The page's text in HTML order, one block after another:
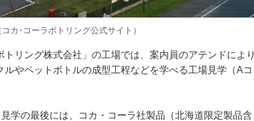
カ･コーラボトリング公式サイト）
リング株式会社」の工場では、案内員のアテンドにより
やペットボトルの成型工程などを学べる工場見学（Aコ
学の最後には、コカ・コーラ社製品（北海道限定製品含